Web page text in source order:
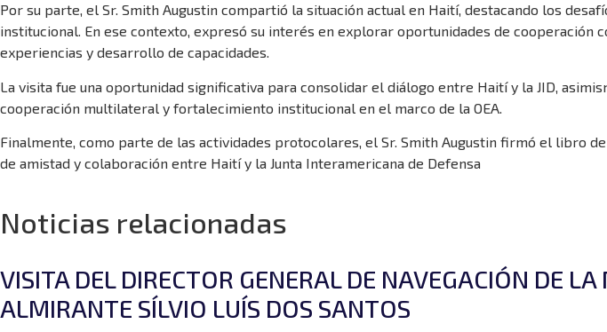
Por su parte, el Sr. Smith Augustin compartió la situación actual en Haití, destacando los
institucional. En ese contexto, expresó su interés en explorar oportunidades de cooperación
experiencias y desarrollo de capacidades.
La visita fue una oportunidad significativa para consolidar el diálogo entre Haití y la JID,
cooperación multilateral y fortalecimiento institucional en el marco de la OEA.
Finalmente, como parte de las actividades protocolares, el Sr. Smith Augustin firmó el libro
de amistad y colaboración entre Haití y la Junta Interamericana de Defensa
Noticias relacionadas
VISITA DEL DIRECTOR GENERAL DE NAVEGACIÓN DE
ALMIRANTE SÍLVIO LUÍS DOS SANTOS